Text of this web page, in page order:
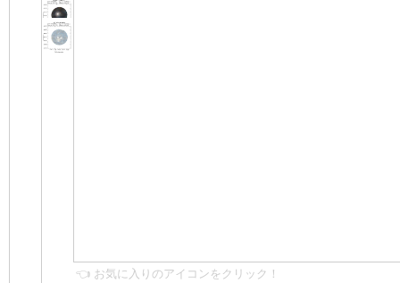
👈 お気に入りのアイコンをクリック！